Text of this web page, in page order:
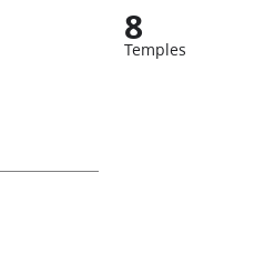
8
Temples